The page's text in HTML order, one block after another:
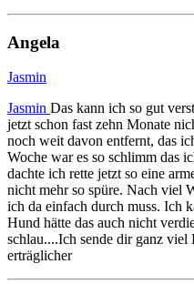
Angela
Jasmin
Jasmin Das kann ich so gut
jetzt schon fast zehn Monate
noch weit davon entfernt, das
Woche war es so schlimm das
dachte ich rette jetzt so eine
nicht mehr so spüre. Nach viel
ich da einfach durch muss. Ich
Hund hätte das auch nicht
schlau....Ich sende dir ganz
erträglicher